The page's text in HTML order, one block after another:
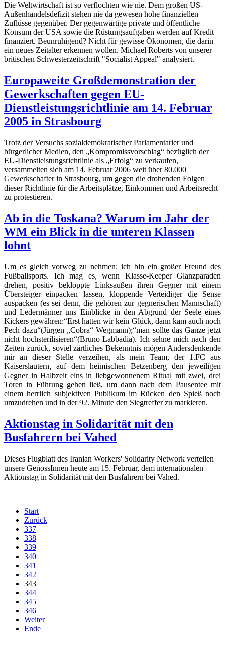
Die Weltwirtschaft ist so verflochten wie nie. Dem großen US-
Außenhandelsdefizit stehen nie da gewesen hohe finanziellen
Zuflüsse gegenüber. Der gegenwärtige private und öffentliche
Konsum der USA sowie die Rüstungsaufgaben werden auf Kredit
finanziert. Beunruhigend? Nicht für gewisse Ökonomen, die darin
ein neues Zeitalter erkennen wollen. Michael Roberts von unserer
britischen Schwesterzeitschrift "Socialist Appeal" analysiert.
Europaweite Großdemonstration der
Gewerkschaften gegen EU-
Dienstleistungsrichtlinie am 14. Februar
2005 in Strasbourg
Trotz der Versuchs sozialdemokratischer Parlamentarier und
bürgerlicher Medien, den „Kompromissvorschlag“ bezüglich der
EU-Dienstleistungsrichtlinie als „Erfolg“ zu verkaufen,
versammelten sich am 14. Februar 2006 weit über 80.000
Gewerkschafter in Strasbourg, um gegen die drohenden Folgen
dieser Richtlinie für die Arbeitsplätze, Einkommen und Arbeitsrecht
zu protestieren.
Ab in die Toskana? Warum im Jahr der
WM ein Blick in die unteren Klassen
lohnt
Um es gleich vorweg zu nehmen: ich bin ein großer Freund des
Fußballsports. Ich mag es, wenn Klasse-Keeper Glanzparaden
drehen, positiv bekloppte Linksaußen ihren Gegner mit einem
Übersteiger einpacken lassen, kloppende Verteidiger die Sense
auspacken (es sei denn, die gehören zur gegnerischen Mannschaft)
und Ledermänner uns Einblicke in den Abgrund der Seele eines
Kickers gewähren:“Erst hatten wir kein Glück, dann kam auch noch
Pech dazu“(Jürgen „Cobra“ Wegmann);“man sollte das Ganze jetzt
nicht hochsterilisieren“(Bruno Labbadia). Ich sehne mich nach den
Zeiten zurück, soviel zärtliches Bekenntnis mögen Andersdenkende
mir an dieser Stelle verzeihen, als mein Team, der 1.FC aus
Kaiserslautern, auf dem heimischen Betzenberg den jeweiligen
Gegner in Halbzeit eins in liebgewonnenem Ritual mit zwei, drei
Toren in Führung gehen ließ, um dann nach dem Pausentee mit
einem herrlich subjektiven Publikum im Rücken den Spieß noch
umzudrehen und in der 92. Minute den Siegtreffer zu markieren.
Aktionstag in Solidarität mit den
Busfahrern bei Vahed
Dieses Flugblatt des Iranian Workers' Solidarity Network verteilen
unsere GenossInnen heute am 15. Februar, dem internationalen
Aktionstag in Solidarität mit den Busfahrern bei Vahed.
Start
Zurück
337
338
339
340
341
342
343
344
345
346
Weiter
Ende